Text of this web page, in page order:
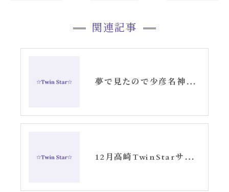
関連記事
夢で見たので少彦名神の神社さんへお参りに行きました。
12月高崎TwinStarサロンお知らせ①